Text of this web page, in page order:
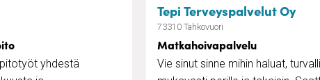
kiinteistönhoito
yhdestä
Tepi Terveyspalvelut Oy–
73310 Tahkovuori
Matkahoivapalvelu
Vie sinut sinne mihin haluat,